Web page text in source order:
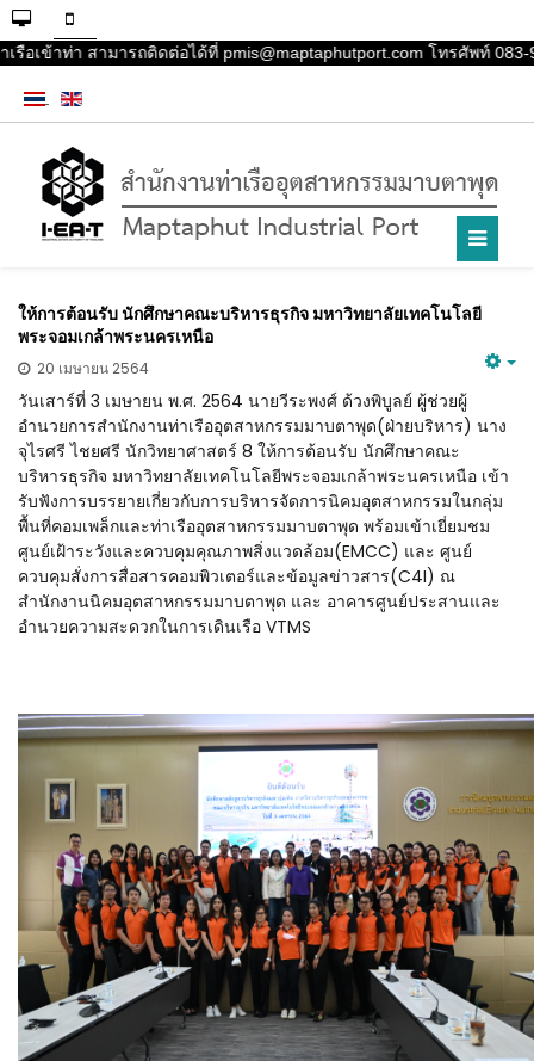
ข้าท่า สามารถติดต่อได้ที่ pmis@maptaphutport.com โทรศัพท์ 083-
ให้การต้อนรับ นักศึกษาคณะบริหารธุรกิจ มหาวิทยาลัยเทคโนโลยี
พระจอมเกล้าพระนครเหนือ
20 เมษายน 2564
วันเสาร์ที่ 3 เมษายน พ.ศ. 2564 นายวีระพงศ์ ด้วงพิบูลย์ ผู้ช่วยผู้
อำนวยการสำนักงานท่าเรืออุตสาหกรรมมาบตาพุด(ฝ่ายบริหาร) นาง
จุไรศรี ไชยศรี นักวิทยาศาสตร์ 8 ให้การต้อนรับ นักศึกษาคณะ
บริหารธุรกิจ มหาวิทยาลัยเทคโนโลยีพระจอมเกล้าพระนครเหนือ เข้า
รับฟังการบรรยายเกี่ยวกับการบริหารจัดการนิคมอุตสาหกรรมในกลุ่ม
พื้นที่คอมเพล็กและท่าเรืออุตสาหกรรมมาบตาพุด พร้อมเข้าเยี่ยมชม
ศูนย์เฝ้าระวังและควบคุมคุณภาพสิ่งแวดล้อม(EMCC) และ ศูนย์
ควบคุมสั่งการสื่อสารคอมพิวเตอร์และข้อมูลข่าวสาร(C4I) ณ
สำนักงานนิคมอุตสาหกรรมมาบตาพุด และ อาคารศูนย์ประสานและ
อำนวยความสะดวกในการเดินเรือ VTMS